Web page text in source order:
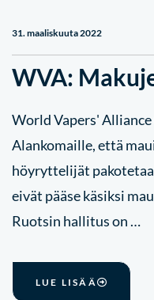
31. maaliskuuta 2022
WVA:
World Vapers'
Alankomaille, että
höyryttelijät
eivät pääse käsiksi
Ruotsin hallitus on …
LUE LISÄÄ